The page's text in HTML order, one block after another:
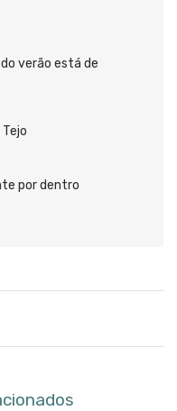
verão está de
por dentro